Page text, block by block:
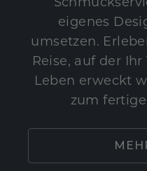
eigenes
umsetzen.
Reise, auf der
Leben erweckt
zum